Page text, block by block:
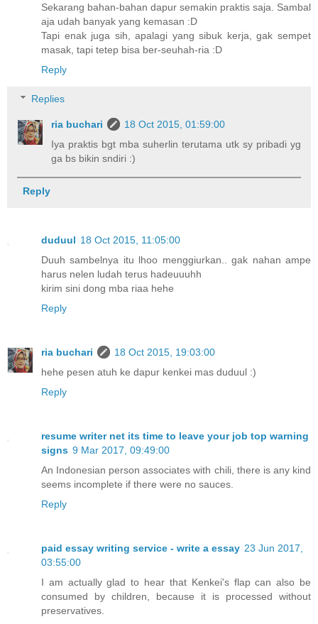
Sekarang bahan-bahan dapur semakin praktis saja. Sambal
aja udah banyak yang kemasan :D
Tapi enak juga sih, apalagi yang sibuk kerja, gak sempet
masak, tapi tetep bisa ber-seuhah-ria :D
Reply
Replies
ria buchari
18 Oct 2015, 01:59:00
Iya praktis bgt mba suherlin terutama utk sy pribadi yg
ga bs bikin sndiri :)
Reply
duduul 18 Oct 2015, 11:05:00
Duuh sambelnya itu lhoo menggiurkan.. gak nahan ampe
harus nelen ludah terus hadeuuuhh
kirim sini dong mba riaa hehe
Reply
ria buchari
18 Oct 2015, 19:03:00
hehe pesen atuh ke dapur kenkei mas duduul :)
Reply
resume writer net its time to leave your job top warning
signs 9 Mar 2017, 09:49:00
An Indonesian person associates with chili, there is any kind
seems incomplete if there were no sauces.
Reply
paid essay writing service - write a essay 23 Jun 2017,
03:55:00
I am actually glad to hear that Kenkei's flap can also be
consumed by children, because it is processed without
preservatives.